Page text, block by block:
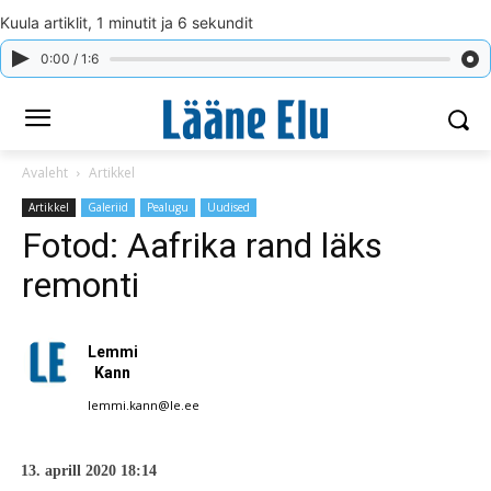
Kuula artiklit, 1 minutit ja 6 sekundit
0:00 / 1:6
Avaleht Artikkel
Artikkel Galeriid Pealugu Uudised
Fotod: Aafrika rand läks
remonti
Lemmi
Kann
lemmi.kann@le.ee
13. aprill 2020 18:14